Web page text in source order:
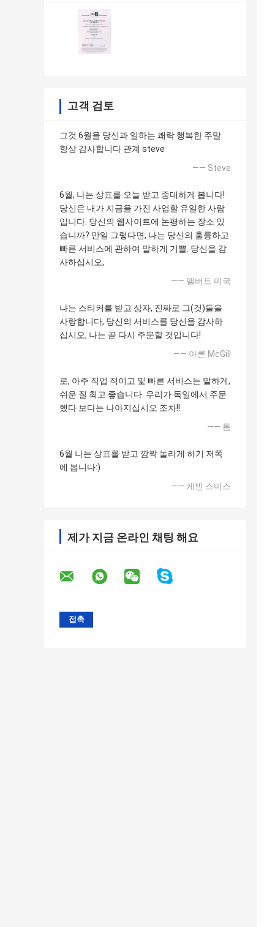
고객 검토
그것 6월을 당신과 일하는 쾌락 행복한 주말
항상 감사합니다 관계 steve
—— Steve
6월, 나는 상표를 오늘 받고 중대하게 봅니다!
당신은 내가 지금을 가진 사업할 유일한 사람
입니다. 당신의 웹사이트에 논평하는 장소 있
습니까? 만일 그렇다면, 나는 당신의 훌륭하고
빠른 서비스에 관하여 말하게 기쁠. 당신을 감
사하십시오,
—— 앨버트 미국
나는 스티커를 받고 상자, 진짜로 그(것)들을
사랑합니다, 당신의 서비스를 당신을 감사하
십시오, 나는 곧 다시 주문할 것입니다!
—— 아론 McGill
로, 아주 직업 적이고 및 빠른 서비스는 말하게,
쉬운 질 최고 좋습니다. 우리가 독일에서 주문
했다 보다는 나아지십시오 조차!!
—— 톰
6월 나는 상표를 받고 깜짝 놀라게 하기 저쪽
에 봅니다:)
—— 케빈 스미스
제가 지금 온라인 채팅 해요